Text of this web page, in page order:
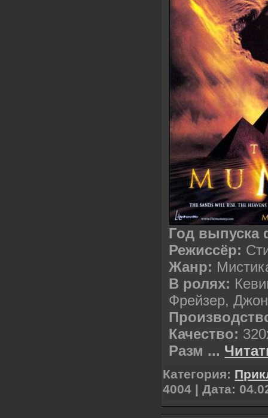
Год выпуска
Режиссёр:
Жанр:
В ролях:
Фрейзер,
Качество:
Разм ...
Категория:
4004 | Дата: